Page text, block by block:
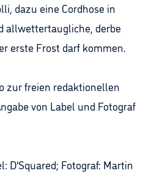
dazu eine Cordhose in
allwettertaugliche, derbe
erste Frost darf kommen.
zur freien redaktionellen
von Label und Fotograf
D'Squared; Fotograf: Martin